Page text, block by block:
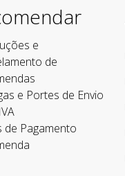
e
de
e Portes de Envio
de Pagamento